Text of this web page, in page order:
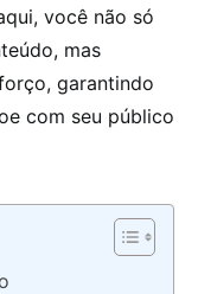
você não só
mas
garantindo
com seu público